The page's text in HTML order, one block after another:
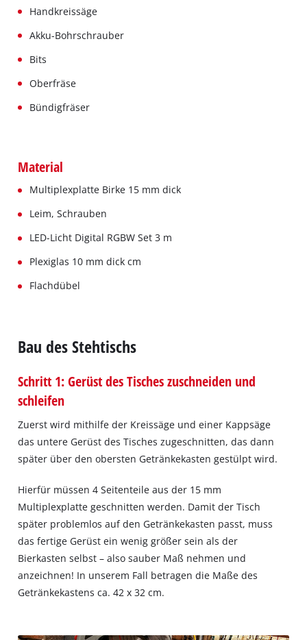
Handkreissäge
Akku-Bohrschrauber
Bits
Oberfräse
Bündigfräser
Material
Multiplexplatte Birke 15 mm dick
Leim, Schrauben
LED-Licht Digital RGBW Set 3 m
Plexiglas 10 mm dick cm
Flachdübel
Bau des Stehtischs
Schritt 1: Gerüst des Tisches zuschneiden und
schleifen
Zuerst wird mithilfe der Kreissäge und einer Kappsäge
das untere Gerüst des Tisches zugeschnitten, das dann
später über den obersten Getränkekasten gestülpt wird.
Hierfür müssen 4 Seitenteile aus der 15 mm
Multiplexplatte geschnitten werden. Damit der Tisch
später problemlos auf den Getränkekasten passt, muss
das fertige Gerüst ein wenig größer sein als der
Bierkasten selbst – also sauber Maß nehmen und
anzeichnen! In unserem Fall betragen die Maße des
Getränkekastens ca. 42 x 32 cm.